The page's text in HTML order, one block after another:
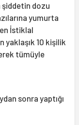
şiddetin dozu
yumurta
İstiklal
yaklaşık 10 kişilik
tümüyle
sonra yaptığı